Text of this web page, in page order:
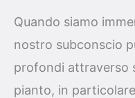
Quando siamo
nostro subconscio
profondi attraverso
pianto, in